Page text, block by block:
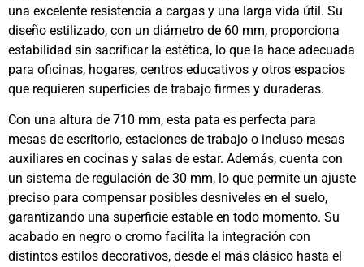
una excelente resistencia a cargas y una larga vida útil. Su
diseño estilizado, con un diámetro de 60 mm, proporciona
estabilidad sin sacrificar la estética, lo que la hace adecuada
para oficinas, hogares, centros educativos y otros espacios
que requieren superficies de trabajo firmes y duraderas.
Con una altura de 710 mm, esta pata es perfecta para
mesas de escritorio, estaciones de trabajo o incluso mesas
auxiliares en cocinas y salas de estar. Además, cuenta con
un sistema de regulación de 30 mm, lo que permite un ajuste
preciso para compensar posibles desniveles en el suelo,
garantizando una superficie estable en todo momento. Su
acabado en negro o cromo facilita la integración con
distintos estilos decorativos, desde el más clásico hasta el